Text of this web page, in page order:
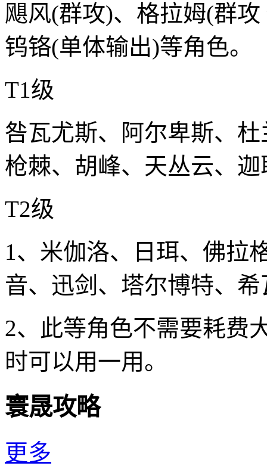
飓风(群攻)、格拉姆(群
钨铬(单体输出)等角色。
T1级
咎瓦尤斯、阿尔卑斯、
枪棘、胡峰、天丛云、
T2级
1、米伽洛、日珥、佛拉
音、迅剑、塔尔博特、
2、此等角色不需要耗费
时可以用一用。
寰晟攻略
更多